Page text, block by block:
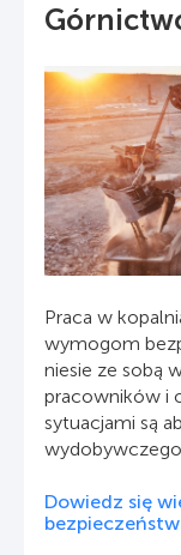
Praca w
wymogom
niesie ze sobą
pracowników i
sytuacjami są
Dowiedz się